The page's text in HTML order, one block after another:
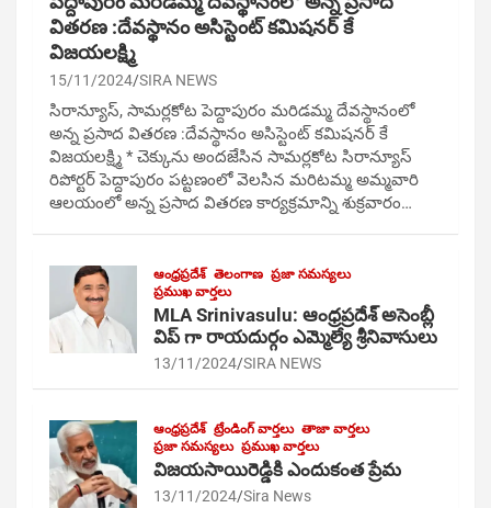
వితరణ :దేవస్థానం అసిస్టెంట్ కమిషనర్ కే
విజయలక్ష్మి
15/11/2024 SIRA NEWS
సిరాన్యూస్, సామర్లకోట పెద్దాపురం మరిడమ్మ దేవస్థానంలో
అన్న ప్రసాద వితరణ :దేవస్థానం అసిస్టెంట్ కమిషనర్ కే
విజయలక్ష్మి * చెక్కును అందజేసిన సామర్లకోట సిరాన్యూస్
రిపోర్టర్ పెద్దాపురం పట్టణంలో వెలసిన మరిటమ్మ అమ్మవారి
ఆలయంలో అన్న ప్రసాద వితరణ కార్యక్రమాన్ని శుక్రవారం…
ఆంధ్రప్రదేశ్ తెలంగాణ ప్రజా సమస్యలు
ప్రముఖ వార్తలు
MLA Srinivasulu: ఆంధ్రప్రదేశ్ అసెంబ్లీ
విప్ గా రాయదుర్గం ఎమ్మెల్యే శ్రీనివాసులు
13/11/2024 SIRA NEWS
ఆంధ్రప్రదేశ్ ట్రేండింగ్ వార్తలు తాజా వార్తలు
ప్రజా సమస్యలు ప్రముఖ వార్తలు
విజయసాయిరెడ్డికి ఎందుకంత ప్రేమ
13/11/2024 Sira News